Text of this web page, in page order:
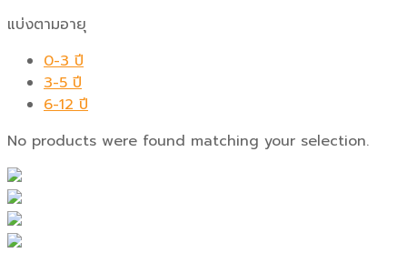
แบ่งตามอายุ
0-3 ปี
3-5 ปี
6-12 ปี
No products were found matching your selection.